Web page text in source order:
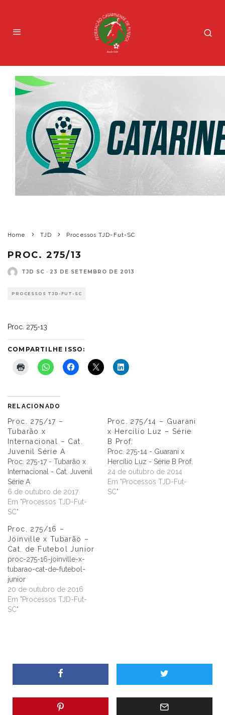
Home TJD Processos TJD-Fut-SC
PROC. 275/13
TJD SC · 23 DE SETEMBRO DE 2013
PROCESSOS TJD-FUT-SC
Proc. 275-13
COMPARTILHE ISSO:
RELACIONADO
Proc. 275/17 –
Tubarão x
Internacional – Cat.
Juvenil Série A
Proc. 275-17 - Tubarão x
Internacional - Cat. Juvenil
Série A
6 de outubro de 2017
Em "Processos TJD-Fut-
SC"
Proc. 275/14 – Guarani
x Hercílio Luz – Série
B Prof.
Proc. 275-14 - Guarani x
Hercílio Luz - Série B Prof.
24 de outubro de 2014
Em "Processos TJD-Fut-
SC"
Proc. 275/16 –
Joinville x Tubarão –
Cat. de Futebol Junior
proc-275-16-joinville-x-
tubarao-cat-de-futebol-
junior
20 de outubro de 2016
Em "Processos TJD-Fut-
SC"